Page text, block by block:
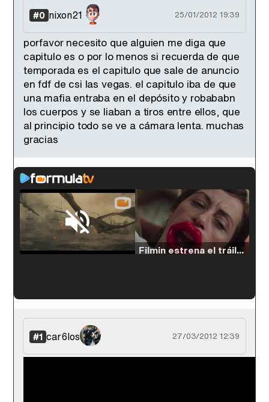
#0 nixon21 25/01/2012 19:39
porfavor necesito que alguien me diga que
capitulo es o por lo menos si recuerda de que
temporada es el capitulo que sale de anuncio
en fdf de csi las vegas. el capitulo iba de que
una mafia entraba en el depósito y robababn
los cuerpos y se liaban a tiros entre ellos, que
al principio todo se ve a cámara lenta. muchas
gracias
Unmute
Loaded:
Filmin estrena el tráiler de 'Millennial Mal', su nueva comedia universitaria de la mano de Lorena Iglesias
'120 Minutos' celebra sus 2.000 programas en Telemadrid con un vídeo del día a día en la redacción
#1 car6los 27/03/2012 12:39